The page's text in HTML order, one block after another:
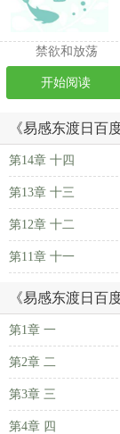
禁欲和放荡
开始阅读
《易感东渡日百
第14章 十四
第13章 十三
第12章 十二
第11章 十一
《易感东渡日百
第1章 一
第2章 二
第3章 三
第4章 四